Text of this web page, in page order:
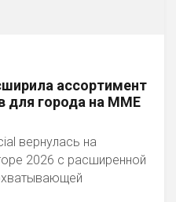
ассортимент
для города на MME
вернулась на
2026 с расширенной